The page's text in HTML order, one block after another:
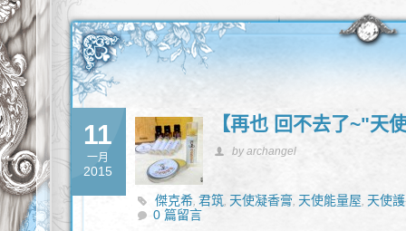
11
一月
2015
【再也 回不去了~"天
by archangel
傑克希,君筑, 天使凝香膏, 天使能量屋, 天使
0 篇留言